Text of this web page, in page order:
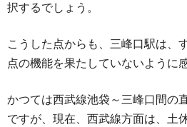
択するでしょう。
こうした点からも、三峰口駅は、
点の機能を果たしていないように
かつては西武線池袋～三峰口間の
ですが、現在、西武線方面は、土